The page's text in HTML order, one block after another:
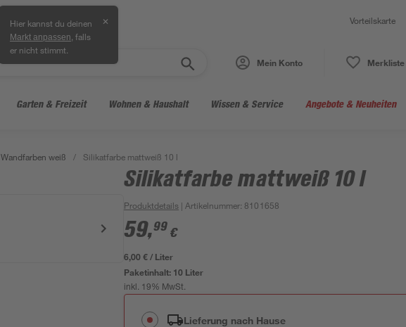
Hier kannst du deinen
Markt anpassen , falls
er nicht stimmt.
✕ Vorteilskarte
Mein Konto Merkliste
Garten & Freizeit Wohnen & Haushalt Wissen & Service Angebote & Neuheiten
Wandfarben weiß / Silikatfarbe mattweiß 10 l
Silikatfarbe mattweiß 10 l
Produktdetails | Artikelnummer: 8101658
59,99 €
6,00 € / Liter
Paketinhalt: 10 Liter
inkl. 19% MwSt.
Lieferung nach Hause